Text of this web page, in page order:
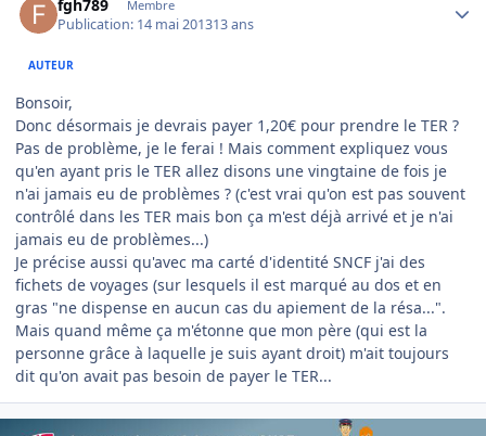
fgh789 Membre
Publication: 14 mai 201313 ans
AUTEUR
Bonsoir,
Donc désormais je devrais payer 1,20€ pour prendre le TER ?
Pas de problème, je le ferai ! Mais comment expliquez vous
qu'en ayant pris le TER allez disons une vingtaine de fois je
n'ai jamais eu de problèmes ? (c'est vrai qu'on est pas souvent
contrôlé dans les TER mais bon ça m'est déjà arrivé et je n'ai
jamais eu de problèmes...)
Je précise aussi qu'avec ma carté d'identité SNCF j'ai des
fichets de voyages (sur lesquels il est marqué au dos et en
gras "ne dispense en aucun cas du apiement de la résa...".
Mais quand même ça m'étonne que mon père (qui est la
personne grâce à laquelle je suis ayant droit) m'ait toujours
dit qu'on avait pas besoin de payer le TER...